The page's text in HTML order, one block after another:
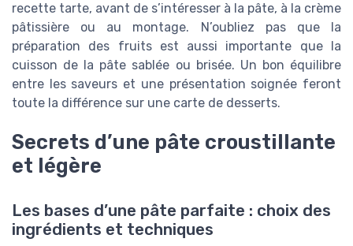
recette tarte, avant de s’intéresser à la pâte, à la crème
pâtissière ou au montage. N’oubliez pas que la
préparation des fruits est aussi importante que la
cuisson de la pâte sablée ou brisée. Un bon équilibre
entre les saveurs et une présentation soignée feront
toute la différence sur une carte de desserts.
Secrets d’une pâte croustillante
et légère
Les bases d’une pâte parfaite : choix des
ingrédients et techniques